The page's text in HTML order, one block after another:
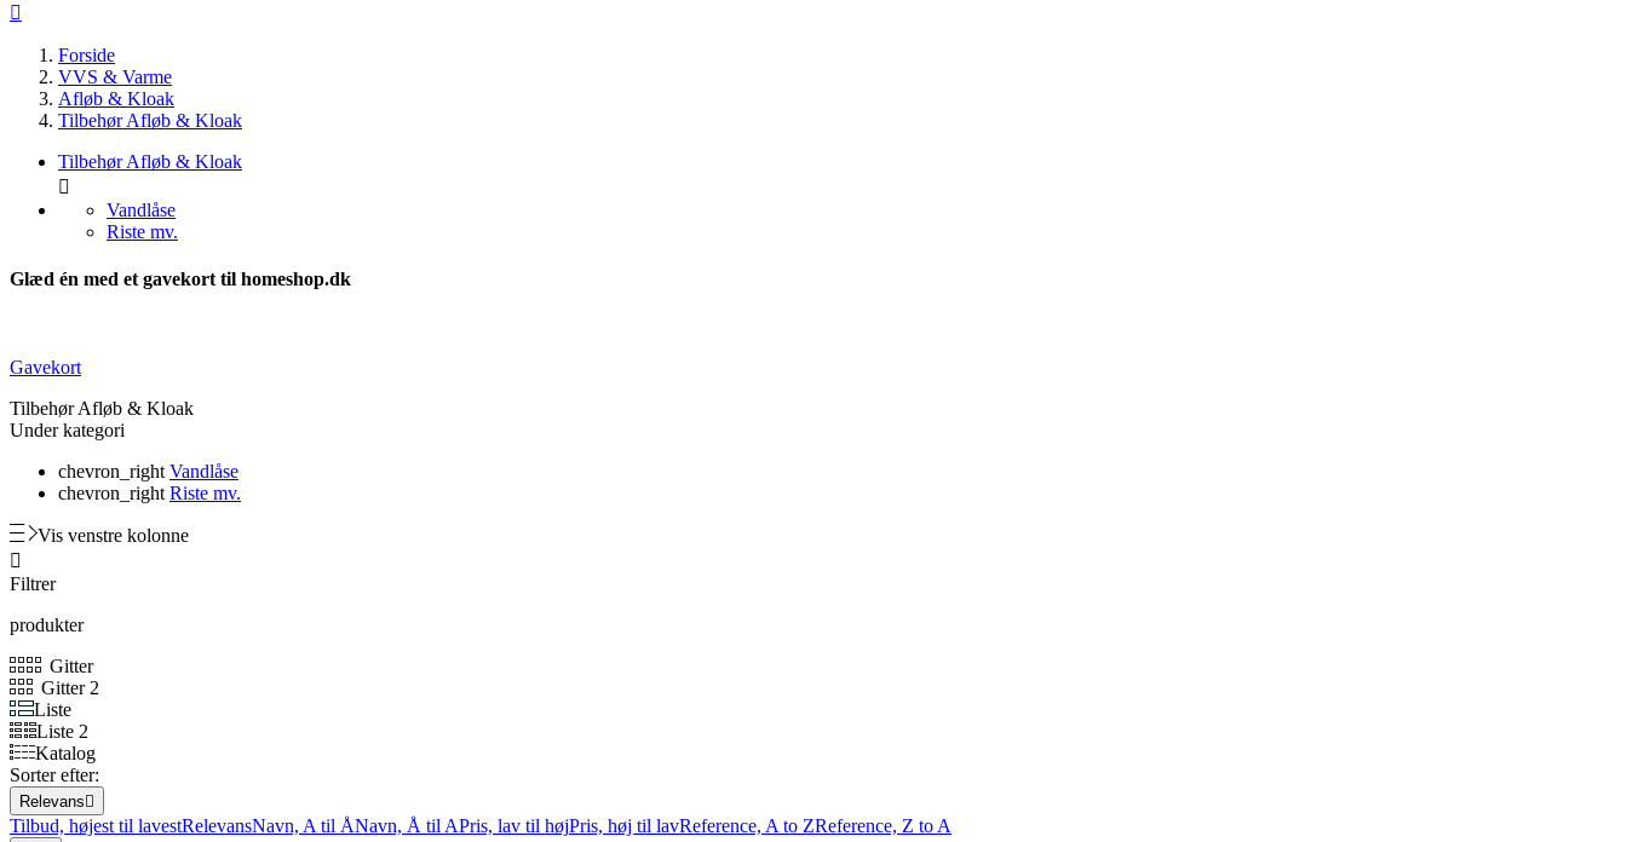

Forside
VVS & Varme
Afløb & Kloak
Tilbehør Afløb & Kloak
Tilbehør Afløb & Kloak

Vandlåse
Riste mv.
Glæd én med et gavekort til homeshop.dk
Gavekort
Tilbehør Afløb & Kloak
Under kategori
chevron_right Vandlåse
chevron_right Riste mv.
Vis venstre kolonne

Filtrer
produkter
Gitter
Gitter 2
Liste
Liste 2
Katalog
Sorter efter:
Relevans 
Tilbud, højest til lavestRelevansNavn, A til ÅNavn, Å til APris, lav til højPris, høj til lavReference, A to ZReference, Z to A